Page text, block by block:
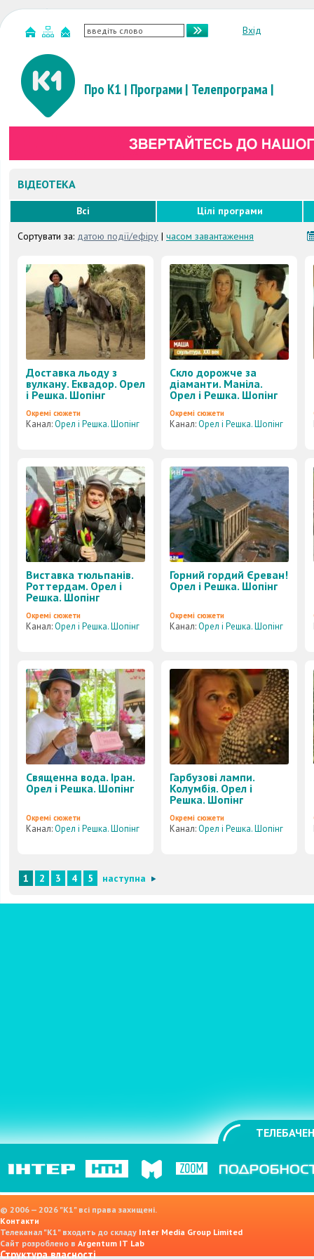
Вхід
Про К1 | Програми| Телепрограма|
ВІДЕОТЕКА
Всі
Цілі програми
Сортувати за: датою події/ефіру | часом завантаження
Доставка льоду з
вулкану. Еквадор. Орел
і Решка. Шопінг
Окремі сюжети
Канал:Орел і Решка. Шопінг
Скло дорожче за
діаманти. Маніла.
Орел і Решка. Шопінг
Окремі сюжети
Канал:Орел і Решка. Шопінг
Виставка тюльпанів.
Роттердам. Орел і
Решка. Шопінг
Окремі сюжети
Канал:Орел і Решка. Шопінг
Горний гордий Єреван!
Орел і Решка. Шопінг
Окремі сюжети
Канал:Орел і Решка. Шопінг
Священна вода. Іран.
Орел і Решка. Шопінг
Окремі сюжети
Канал:Орел і Решка. Шопінг
Гарбузові лампи.
Колумбія. Орел і
Решка. Шопінг
Окремі сюжети
Канал:Орел і Решка. Шопінг
1 2 3 4 5 наступна
© 2006 — 2026 "K1" всі права захищені.
Контакти
Телеканал "К1" входить до складу Inter Media Group Limited
Сайт розроблено в Argentum IT Lab
Структура власності